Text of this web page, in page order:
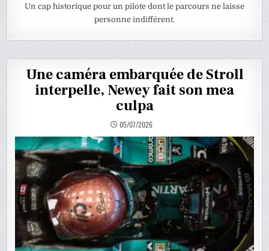
Un cap historique pour un pilote dont le parcours ne laisse
personne indifférent.
Une caméra embarquée de Stroll
interpelle, Newey fait son mea
culpa
05/07/2026